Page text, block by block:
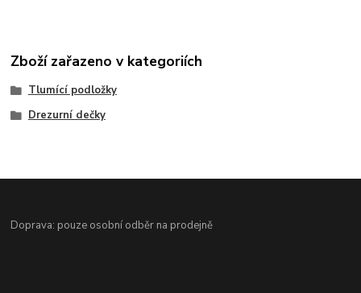
Zboží zařazeno v kategoriích
Tlumící podložky
Drezurní dečky
Doprava: pouze osobní odběr na prodejně